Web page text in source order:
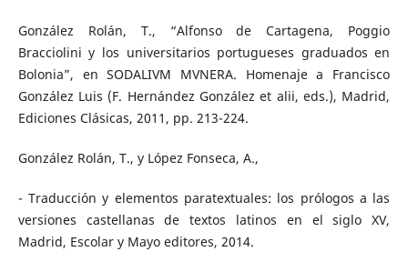
González Rolán, T., “Alfonso de Cartagena, Poggio
Bracciolini y los universitarios portugueses graduados en
Bolonia”, en SODALIVM MVNERA. Homenaje a Francisco
González Luis (F. Hernández González et alii, eds.), Madrid,
Ediciones Clásicas, 2011, pp. 213-224.
González Rolán, T., y López Fonseca, A.,
- Traducción y elementos paratextuales: los prólogos a las
versiones castellanas de textos latinos en el siglo XV,
Madrid, Escolar y Mayo editores, 2014.